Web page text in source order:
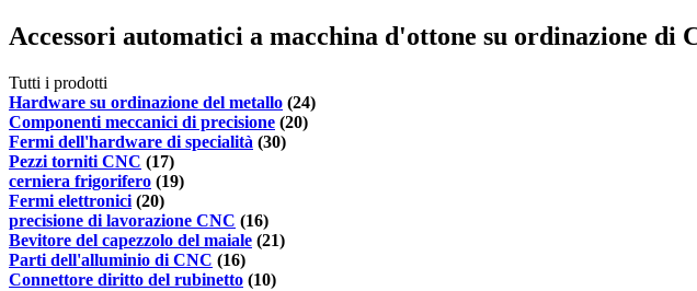
Accessori automatici a macchina d'ottone su ordinazione
Tutti i prodotti
Hardware su ordinazione del metallo (24)
Componenti meccanici di precisione (20)
Fermi dell'hardware di specialità (30)
Pezzi torniti CNC (17)
cerniera frigorifero (19)
Fermi elettronici (20)
precisione di lavorazione CNC (16)
Bevitore del capezzolo del maiale (21)
Parti dell'alluminio di CNC (16)
Connettore diritto del rubinetto (10)